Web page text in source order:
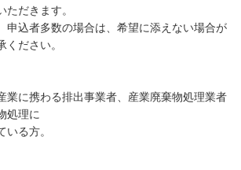
ただきます。
の場合は、希望に添えない場合が
ください。
に携わる排出事業者、産業廃棄物処理業者
処理に
る方。